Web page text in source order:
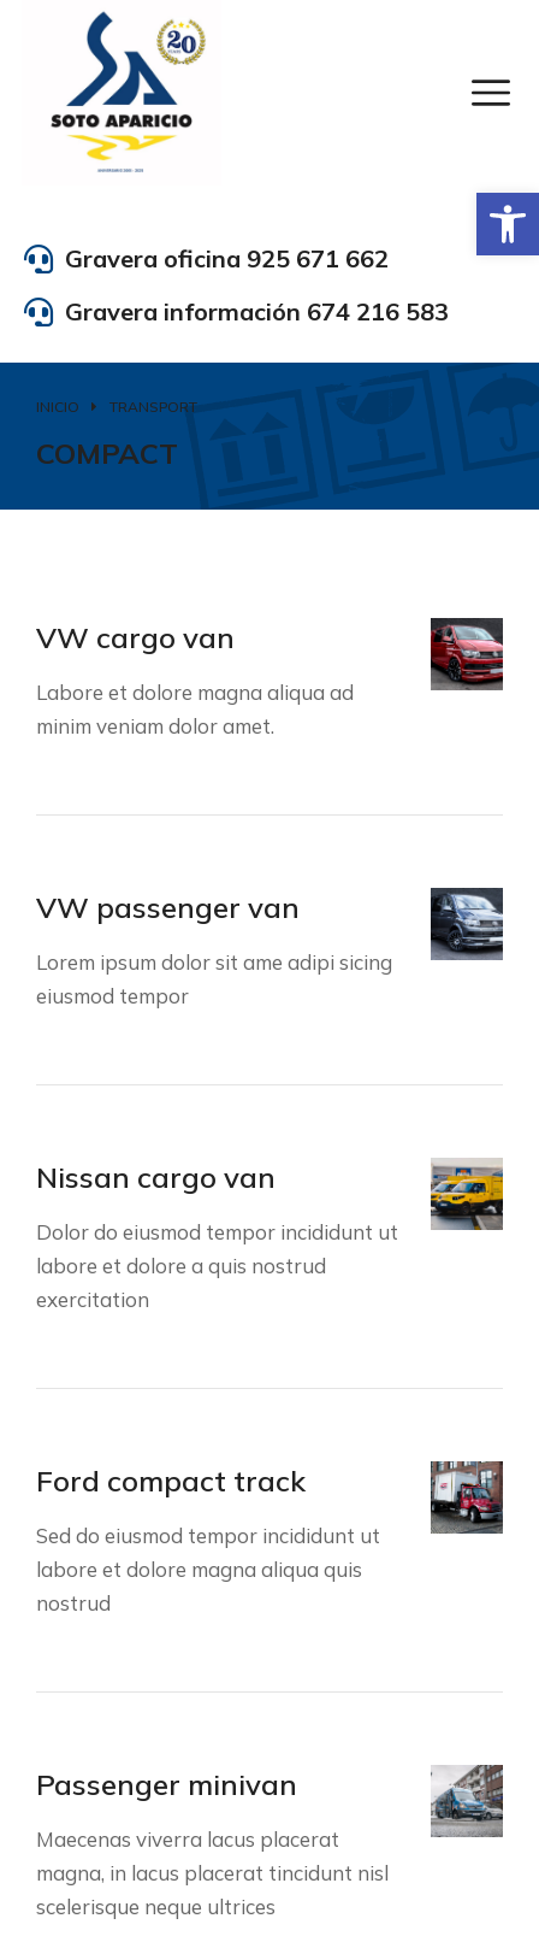
Abrir
Gravera oficina 925 671 662
Gravera información 674 216 583
Estás aquí:
INICIO TRANSPORT
COMPACT
VW cargo van
Labore et dolore magna aliqua ad
minim veniam dolor amet.
VW passenger van
Lorem ipsum dolor sit ame adipi sicing
eiusmod tempor
Nissan cargo van
Dolor do eiusmod tempor incididunt ut
labore et dolore a quis nostrud
exercitation
Ford compact track
Sed do eiusmod tempor incididunt ut
labore et dolore magna aliqua quis
nostrud
Passenger minivan
Maecenas viverra lacus placerat
magna, in lacus placerat tincidunt nisl
scelerisque neque ultrices